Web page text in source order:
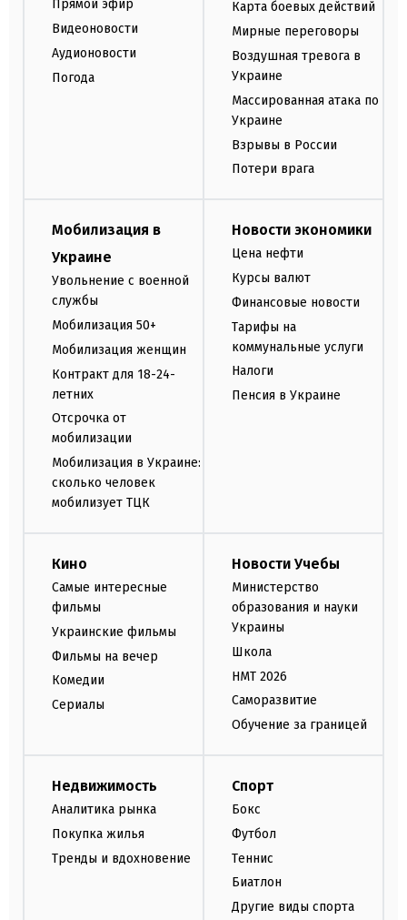
Прямой эфир
Видеоновости
Аудионовости
Погода
Карта боевых действий
Мирные переговоры
Воздушная тревога в
Украине
Массированная атака по
Украине
Взрывы в России
Потери врага
Мобилизация в
Украине
Увольнение с военной
службы
Мобилизация 50+
Мобилизация женщин
Контракт для 18-24-
летних
Отсрочка от
мобилизации
Мобилизация в Украине:
сколько человек
мобилизует ТЦК
Новости экономики
Цена нефти
Курсы валют
Финансовые новости
Тарифы на
коммунальные услуги
Налоги
Пенсия в Украине
Кино
Самые интересные
фильмы
Украинские фильмы
Фильмы на вечер
Комедии
Сериалы
Новости Учебы
Министерство
образования и науки
Украины
Школа
НМТ 2026
Саморазвитие
Обучение за границей
Недвижимость
Аналитика рынка
Покупка жилья
Тренды и вдохновение
Спорт
Бокс
Футбол
Теннис
Биатлон
Другие виды спорта